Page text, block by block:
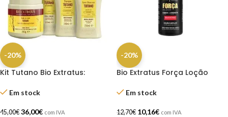
-20%
Kit Tutano Bio Extratus:
Condicionador 250ml,
Silicone 250ml
Em stock
45,00€ 36,00€ com IVA
-20%
Bio Extratus Força Loção
Em stock
12,70€ 10,16€ com IVA